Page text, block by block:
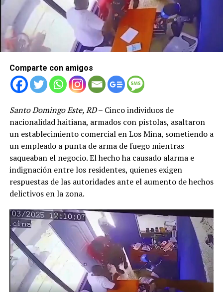
Comparte con amigos
Santo Domingo Este, RD– Cinco individuos de
nacionalidad haitiana, armados con pistolas, asaltaron
un establecimiento comercial en Los Mina, sometiendo a
un empleado a punta de arma de fuego mientras
saqueaban el negocio. El hecho ha causado alarma e
indignación entre los residentes, quienes exigen
respuestas de las autoridades ante el aumento de hechos
delictivos en la zona.